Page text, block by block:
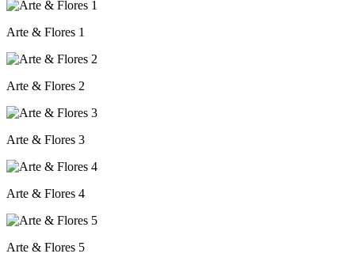
Arte & Flores 1
Arte & Flores 2
Arte & Flores 3
Arte & Flores 4
Arte & Flores 5